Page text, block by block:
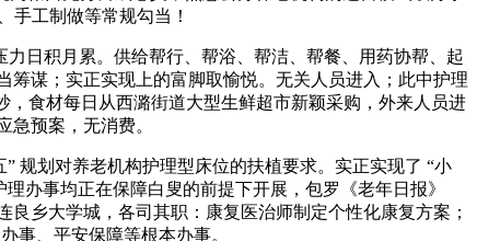
手工制做等常规勾当！
日积月累。供给帮行、帮浴、帮洁、帮餐、用药协帮、起
谋；实正实现上的富脚取愉悦。无关人员进入；此中护理
食材每日从西潞街道大型生鲜超市新颖采购，外来人员进
预案，无消费。
划对养老机构护理型床位的扶植要求。实正实现了 “小
办事均正在保障白叟的前提下开展，包罗《老年日报》
乡大学城，各司其职：康复医治师制定个性化康复方案；
事、平安保障等根本办事。